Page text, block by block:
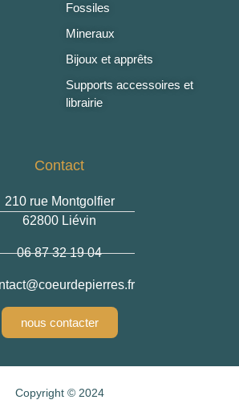
Fossiles
Mineraux
Bijoux et apprêts
Supports accessoires et
librairie
Contact
210 rue Montgolfier
62800 Liévin
06 87 32 19 04
@coeurdepierres.fr
nous contacter
Copyright © 2024